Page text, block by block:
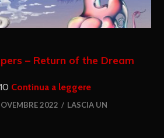
– Return of the Dream
Continua a leggere
2022
LASCIA UN